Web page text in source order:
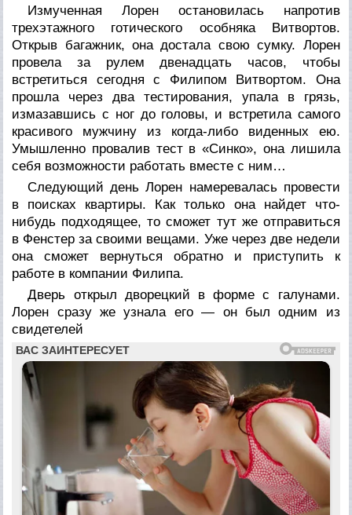
Измученная Лорен остановилась напротив
трехэтажного готического особняка Витвортов.
Открыв багажник, она достала свою сумку. Лорен
провела за рулем двенадцать часов, чтобы
встретиться сегодня с Филипом Витвортом. Она
прошла через два тестирования, упала в грязь,
измазавшись с ног до головы, и встретила самого
красивого мужчину из когда-либо виденных ею.
Умышленно провалив тест в «Синко», она лишила
себя возможности работать вместе с ним…
Следующий день Лорен намеревалась провести
в поисках квартиры. Как только она найдет что-
нибудь подходящее, то сможет тут же отправиться
в Фенстер за своими вещами. Уже через две недели
она сможет вернуться обратно и приступить к
работе в компании Филипа.
Дверь открыл дворецкий в форме с галунами.
Лорен сразу же узнала его — он был одним из
свидетелей